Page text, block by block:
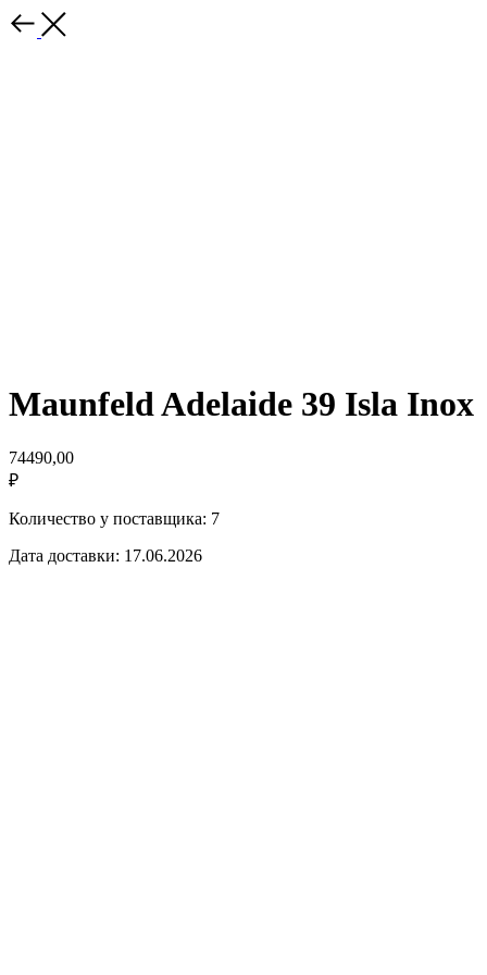
Maunfeld Adelaide 39 Isla Inox
74490,00
₽
Количество у поставщика: 7
Дата доставки: 17.06.2026